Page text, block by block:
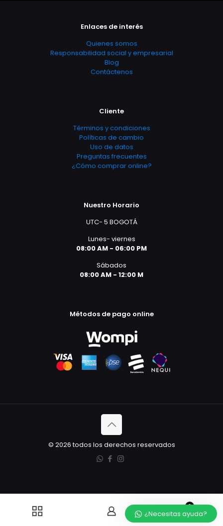
Enlaces de interés
Quienes somos
Responsabilidad social y empresarial
Blog
Contáctenos
Cliente
Términos y condiciones
Políticas de cambio
Uso de datos
Preguntas frecuentes
¿Cómo comprar online?
Nuestro Horario
UTC- 5 BOGOTÁ
Lunes- viernes
08:00 AM - 06:00 PM
Sábados
08:00 AM - 12:00 M
Métodos de pago online
© 2026 todos los derechos reservados
0
¿Necesitas ayuda?